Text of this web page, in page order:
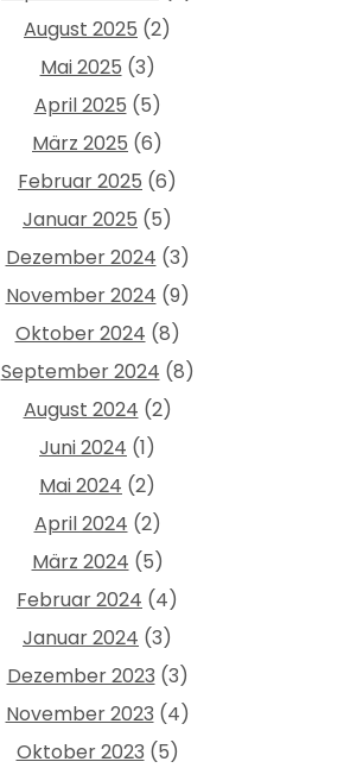
August 2025 (2)
Mai 2025 (3)
April 2025 (5)
März 2025 (6)
Februar 2025 (6)
Januar 2025 (5)
Dezember 2024 (3)
November 2024 (9)
Oktober 2024 (8)
September 2024 (8)
August 2024 (2)
Juni 2024 (1)
Mai 2024 (2)
April 2024 (2)
März 2024 (5)
Februar 2024 (4)
Januar 2024 (3)
Dezember 2023 (3)
November 2023 (4)
Oktober 2023 (5)